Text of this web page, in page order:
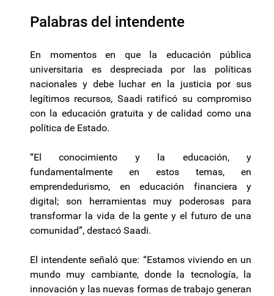
Palabras del intendente
En momentos en que la educación pública
universitaria es despreciada por las políticas
nacionales y debe luchar en la justicia por sus
legítimos recursos, Saadi ratificó su compromiso
con la educación gratuita y de calidad como una
política de Estado.
“El conocimiento y la educación, y
fundamentalmente en estos temas, en
emprendedurismo, en educación financiera y
digital; son herramientas muy poderosas para
transformar la vida de la gente y el futuro de una
comunidad”, destacó Saadi.
El intendente señaló que: “Estamos viviendo en un
mundo muy cambiante, donde la tecnología, la
innovación y las nuevas formas de trabajo generan